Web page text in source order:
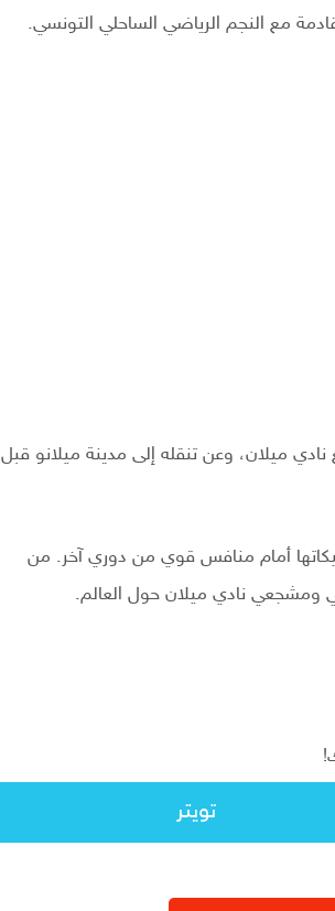
اليوم، 4 أوت 2023، عن مواجهته القادمة مع النجم الرياضي الساحلي التونسي.
نادي ميلان، وعن تنقله إلى مدينة ميلانو قبل
أمام منافس قوي من دوري آخر. من
ومشجعي نادي ميلان حول العالم.
تويتر